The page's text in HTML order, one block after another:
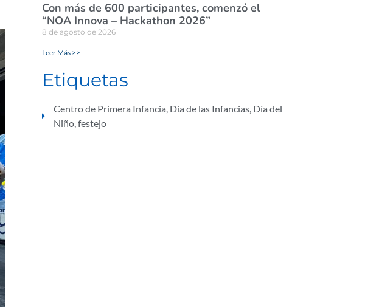
Con más de 600 participantes, comenzó el
“NOA Innova – Hackathon 2026”
8 de agosto de 2026
Leer Más >>
Etiquetas
Centro de Primera Infancia, Día de las Infancias, Día del
Niño,festejo